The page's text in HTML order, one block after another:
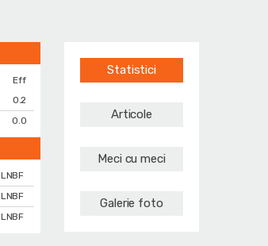
Eff
0.2
0.0
LNBF
LNBF
LNBF
Statistici
Articole
Meci cu meci
Galerie foto